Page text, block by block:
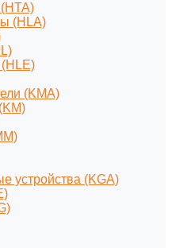
(HLA)
(KMA)
устройства (KGA)